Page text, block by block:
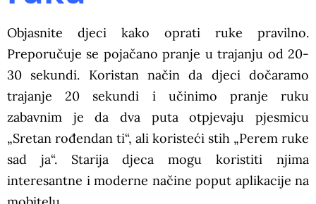
Objasnite djeci kako oprati ruke pravilno.
Preporučuje se pojačano pranje u trajanju od 20-
30 sekundi. Koristan način da djeci dočaramo
trajanje 20 sekundi i učinimo pranje ruku
zabavnim je da dva puta otpjevaju pjesmicu
„Sretan rođendan ti“, ali koristeći stih „Perem ruke
sad ja“. Starija djeca mogu koristiti njima
interesantne i moderne načine poput aplikacije na